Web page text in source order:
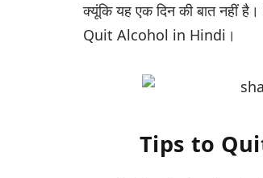
क्यूंकि यह एक दिन की बात नहीं
Quit Alcohol in Hindi।
Tips to